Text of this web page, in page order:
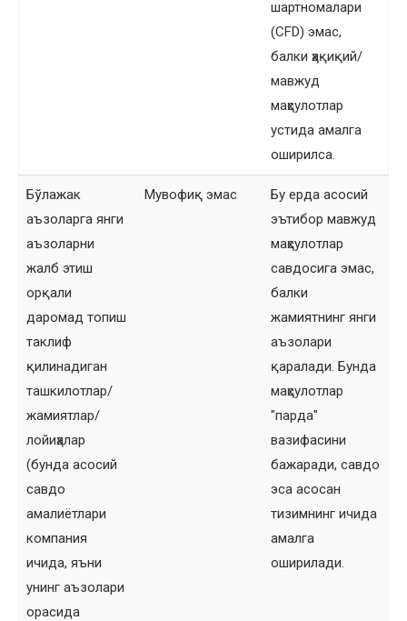
шартномалари
(CFD) эмас,
балки ҳақиқий/
мавжуд
маҳсулотлар
устида амалга
оширилса.
Бўлажак
аъзоларга янги
аъзоларни
жалб этиш
орқали
даромад топиш
таклиф
қилинадиган
ташкилотлар/
жамиятлар/
лойиҳалар
(бунда асосий
савдо
амалиётлари
компания
ичида, яъни
унинг аъзолари
орасида
Мувофиқ эмас
Бу ерда асосий
эътибор мавжуд
маҳсулотлар
савдосига эмас,
балки
жамиятнинг янги
аъзолари
қаралади. Бунда
маҳсулотлар
"парда"
вазифасини
бажаради, савдо
эса асосан
тизимнинг ичида
амалга
оширилади.